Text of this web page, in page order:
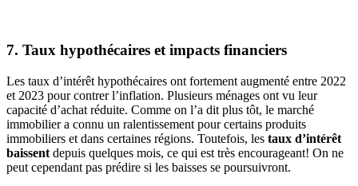
7. Taux hypothécaires et impacts financiers
Les taux d’intérêt hypothécaires ont fortement augmenté entre 2022
et 2023 pour contrer l’inflation. Plusieurs ménages ont vu leur
capacité d’achat réduite. Comme on l’a dit plus tôt, le marché
immobilier a connu un ralentissement pour certains produits
immobiliers et dans certaines régions. Toutefois, les taux d’intérêt
baissent depuis quelques mois, ce qui est très encourageant! On ne
peut cependant pas prédire si les baisses se poursuivront.